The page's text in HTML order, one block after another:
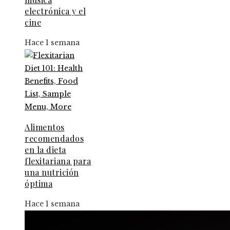
electrónica y el
cine
Hace 1 semana
Alimentos
recomendados
en la dieta
flexitariana para
una nutrición
óptima
Hace 1 semana